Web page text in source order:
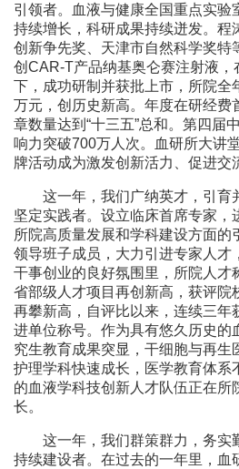
引领者。血液与健康全国重点实验
持续增长，科研成果持续迸发。程
创新争先奖、天津市自然科学奖特
创CAR-T产品纳基奥仑赛注射液，
下，成功研制并获批上市，所院全
万元，创历史新高。年度在研经费
章数量达到“十三五”总和。第四届
响力突破700万人次。血研所大讲
牌活动成为激发创新活力、促进交
这一年，我们广纳英才，引育
坚定实践者。设立临床首席专家，
所院高质量发展和学科建设方面的
领导班子成员，大力引进专家人才
干事创业的良好氛围里，所院人才
省部级人才项目再创新高，获评院
再攀新高，自评比以来，连续三年
进单位称号。作为具有悠久历史的
究生教育成果突显，干细胞与再生
护理学科快速成长，医学教育体系
的血液学科技创新人才队伍正在所
长。
这一年，我们群策群力，务实
持续建设者。在过去的一年里，血